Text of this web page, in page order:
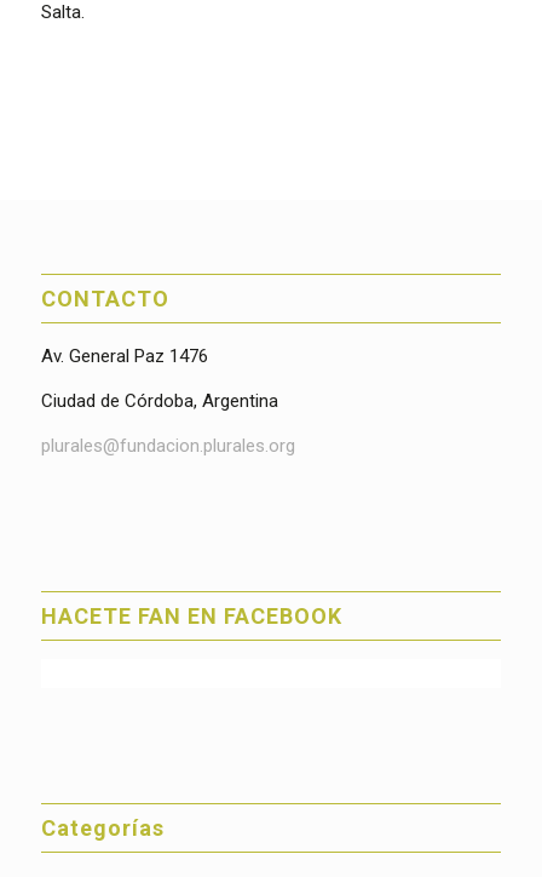
Salta.
CONTACTO
Av. General Paz 1476
Ciudad de Córdoba, Argentina
plurales@fundacion.plurales.org
HACETE FAN EN FACEBOOK
Categorías